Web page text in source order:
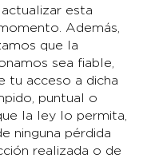
esta
Además,
que la
sea fiable,
tu acceso a dicha
puntual o
la ley lo permita,
ninguna pérdida
realizada o de